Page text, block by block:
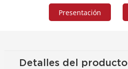
Detalles del producto